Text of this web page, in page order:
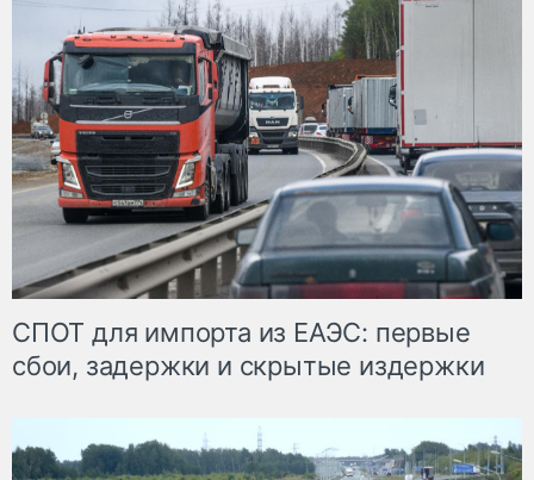
СПОТ для импорта из ЕАЭС: первые
сбои, задержки и скрытые издержки